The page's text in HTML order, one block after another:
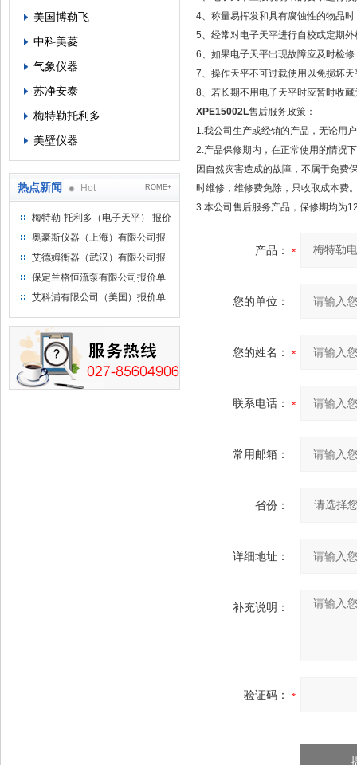
美国博勒飞
中科美菱
气象仪器
苏净安泰
梅特勒托利多
美壁仪器
热点新闻 Hot ROME+
梅特勒-托利多（电子天平） 报价
单
奥豪斯仪器（上海）有限公司报
价单
艾德姆衡器（武汉）有限公司报
价单
保定兰格恒流泵有限公司报价单
艾科浦有限公司（美国）报价单
4、称量易挥发和具有腐蚀性的物品
5、经常对电子天平进行自校或定期
6、如果电子天平出现故障应及时检修
7、操作天平不可过载使用以免损坏天
8、若长期不用电子天平时应暂时收藏
XPE15002L售后服务政策：
1.我公司生产或经销的产品，无论用
2.产品保修期内，在正常使用的情况
因自然灾害造成的故障，不属于免费
时维修，维修费免除，只收取成本费
3.本公司售后服务产品，保修期均为
产品：
您的单位：
您的姓名：
联系电话：
常用邮箱：
省份：
详细地址：
补充说明：
验证码：